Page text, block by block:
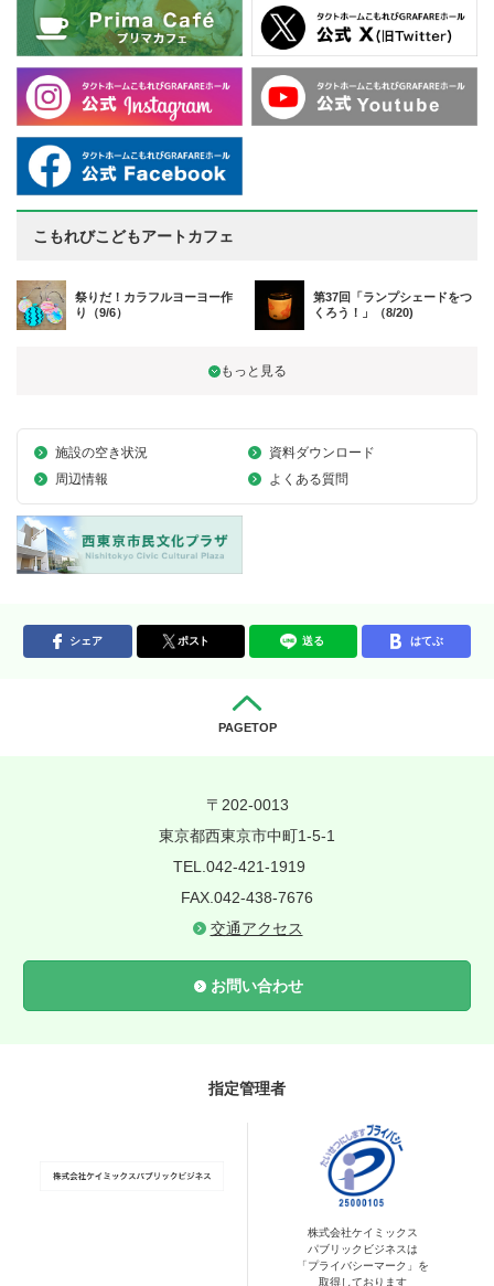
こもれびこどもアートカフェ
祭りだ！カラフルヨーヨー作
り（9/6）
第37回「ランプシェードをつ
くろう！」（8/20)
施設の空き状況
資料ダウンロード
周辺情報
よくある質問
シェア ポスト 送る はてぶ
PAGETOP
〒202-0013
東京都西東京市中町1-5-1
TEL.042-421-1919
FAX.042-438-7676
交通アクセス
お問い合わせ
指定管理者
株式会社ケイミックス
パブリックビジネスは
「プライバシーマーク」を
取得しております